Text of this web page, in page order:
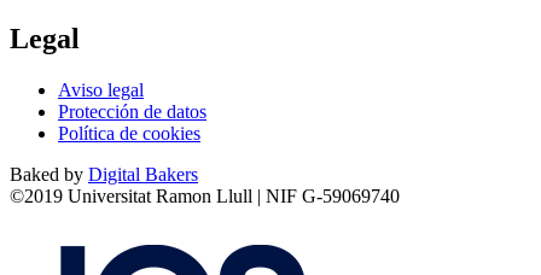
Legal
Aviso legal
Protección de datos
Política de cookies
Baked by Digital Bakers
©2019 Universitat Ramon Llull | NIF G-59069740